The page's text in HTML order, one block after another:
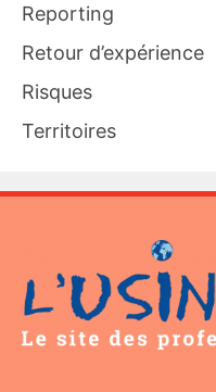
Reporting
Retour d’expérience
Risques
Territoires